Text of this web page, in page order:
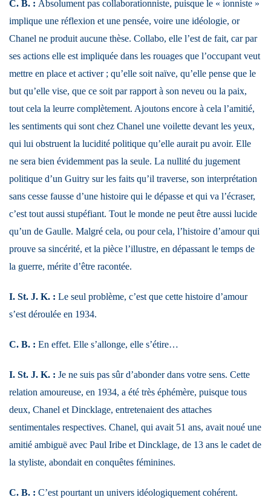
C. B. : Absolument pas collaborationniste, puisque le « ionniste »
implique une réflexion et une pensée, voire une idéologie, or
Chanel ne produit aucune thèse. Collabo, elle l’est de fait, car par
ses actions elle est impliquée dans les rouages que l’occupant veut
mettre en place et activer ; qu’elle soit naïve, qu’elle pense que le
but qu’elle vise, que ce soit par rapport à son neveu ou la paix,
tout cela la leurre complètement. Ajoutons encore à cela l’amitié,
les sentiments qui sont chez Chanel une voilette devant les yeux,
qui lui obstruent la lucidité politique qu’elle aurait pu avoir. Elle
ne sera bien évidemment pas la seule. La nullité du jugement
politique d’un Guitry sur les faits qu’il traverse, son interprétation
sans cesse fausse d’une histoire qui le dépasse et qui va l’écraser,
c’est tout aussi stupéfiant. Tout le monde ne peut être aussi lucide
qu’un de Gaulle. Malgré cela, ou pour cela, l’histoire d’amour qui
prouve sa sincérité, et la pièce l’illustre, en dépassant le temps de
la guerre, mérite d’être racontée.
I. St. J. K. : Le seul problème, c’est que cette histoire d’amour
s’est déroulée en 1934.
C. B. : En effet. Elle s’allonge, elle s’étire…
I. St. J. K. : Je ne suis pas sûr d’abonder dans votre sens. Cette
relation amoureuse, en 1934, a été très éphémère, puisque tous
deux, Chanel et Dincklage, entretenaient des attaches
sentimentales respectives. Chanel, qui avait 51 ans, avait noué une
amitié ambiguë avec Paul Iribe et Dincklage, de 13 ans le cadet de
la styliste, abondait en conquêtes féminines.
C. B. : C’est pourtant un univers idéologiquement cohérent.